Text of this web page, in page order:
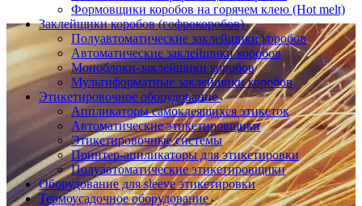
Формовщики коробов на горячем клею (Hot melt)
Заклейщики коробов (гофрокоробов)
Полуавтоматические заклейщики коробов
Автоматические заклейщики коробов
Моноблоки-заклейщики коробов
Мультиформатные заклейщики коробов
Этикетировочное оборудование
Аппликаторы самоклеящихся этикеток
Автоматические этикетировщики
Этикетировочные системы
Принтер-аппликаторы для этикетировки
Полуавтоматические этикетировщики
Оборудование для sleeve этикетировки
Термоусадочное оборудование